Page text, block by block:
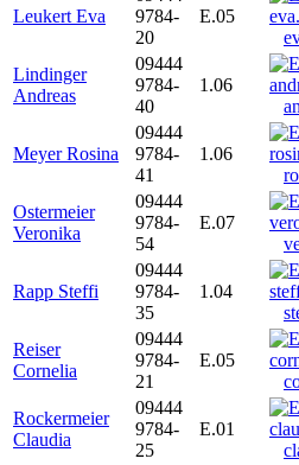
Leukert Eva
9784-
20
E.05
Lindinger
Andreas
09444
9784-
40
1.06
Meyer Rosina
09444
9784-
41
1.06
Ostermeier
Veronika
09444
9784-
54
E.07
Rapp Steffi
09444
9784-
35
1.04
Reiser
Cornelia
09444
9784-
21
E.05
Rockermeier
Claudia
09444
9784-
25
E.01